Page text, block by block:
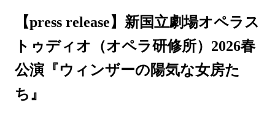
【press release】新国立劇場オペラス
トゥディオ（オペラ研修所）2026春
公演『ウィンザーの陽気な女房た
ち』